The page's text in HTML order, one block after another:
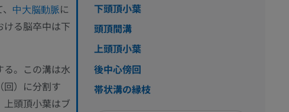
中大脳動脈に
ける脳卒中は下
る。この溝は水
（回）に分割す
上頭頂小葉はブ
下頭頂小葉
頭頂間溝
上頭頂小葉
後中心傍回
帯状溝の縁枝